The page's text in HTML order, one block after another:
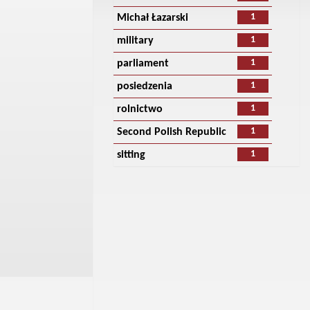
1
Michał Łazarski
1
military
1
parliament
1
posiedzenia
1
rolnictwo
1
Second Polish Republic
1
sitting